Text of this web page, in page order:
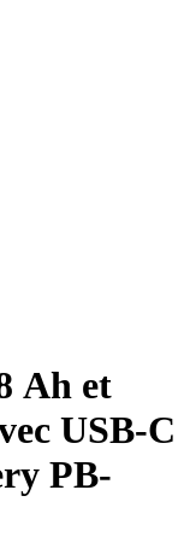
Ah et
USB-C
PB-